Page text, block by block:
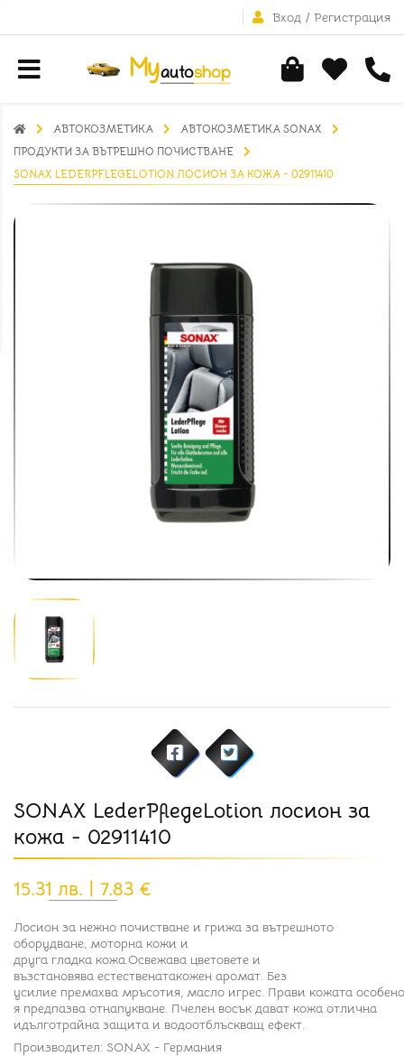
Вход / Регистрация
АВТОКОЗМЕТИКА
АВТОКОЗМЕТИКА SONAX
ПРОДУКТИ ЗА ВЪТРЕШНО ПОЧИСТВАНЕ
SONAX LEDERPFLEGELOTION ЛОСИОН ЗА КОЖА - 02911410
SONAX LederPflegeLotion лосион за
кожа - 02911410
15.31 лв. | 7.83 €
Лосион за нежно почистване и грижа за вътрешното
оборудване, моторна кожи и
друга гладка кожа.Освежава цветовете и
възстановява естественатакожен аромат. Без
усилие премахва мръсотия, масло игрес. Прави кожата
я предпазва отнапукване. Пчелен восък дават кожа отлична
идълготрайна защита и водоотблъскващ ефект.
Производител: SONAX - Германия